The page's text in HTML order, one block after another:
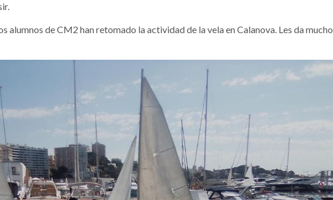
alumnos de CM2 han retomado la actividad de la vela en Calanova. Les da mucho